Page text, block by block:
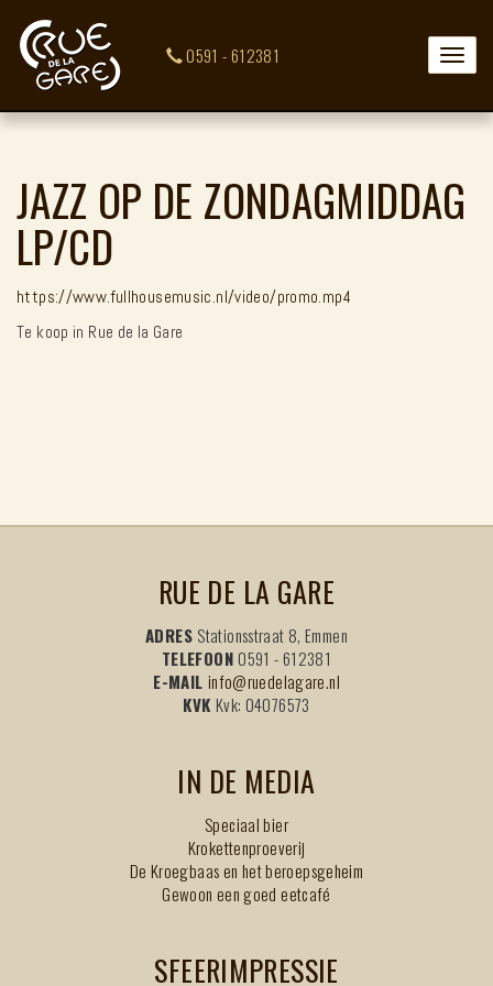
Toggle
0591 - 612381
JAZZ OP DE ZONDAGMIDDAG
LP/CD
https://www.fullhousemusic.nl/video/promo.mp4
Te koop in Rue de la Gare
RUE DE LA GARE
ADRES Stationsstraat 8, Emmen
TELEFOON0591 - 612381
E-MAIL info@ruedelagare.nl
KVK Kvk: 04076573
IN DE MEDIA
Speciaal bier
Krokettenproeverij
De Kroegbaas en het beroepsgeheim
Gewoon een goed eetcafé
SFEERIMPRESSIE